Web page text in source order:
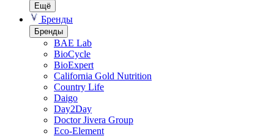
Ещё
Бренды
Бренды
BAE Lab
BioCycle
BioExpert
California Gold Nutrition
Country Life
Daigo
Day2Day
Doctor Jivera Group
Eco-Element